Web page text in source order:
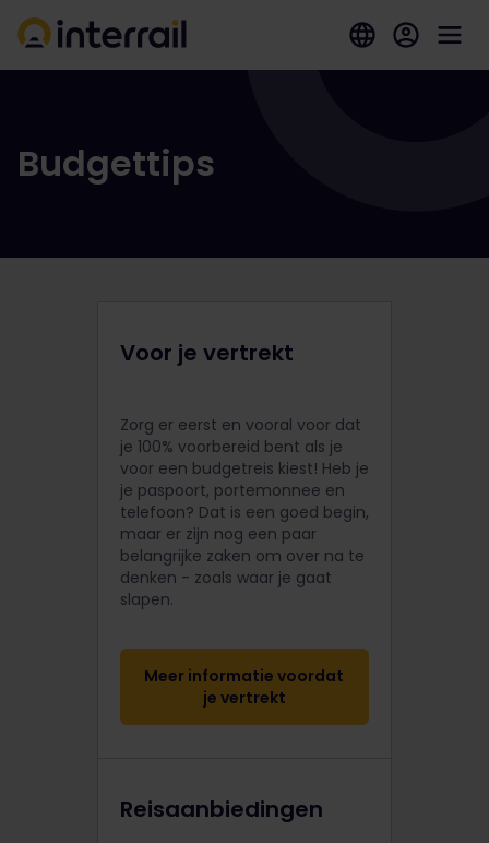
Budgettips
Voor je vertrekt
Zorg er eerst en vooral voor dat
je 100% voorbereid bent als je
voor een budgetreis kiest! Heb je
je paspoort, portemonnee en
telefoon? Dat is een goed begin,
maar er zijn nog een paar
belangrijke zaken om over na te
denken - zoals waar je gaat
slapen.
Meer informatie voordat
je vertrekt
Reisaanbiedingen